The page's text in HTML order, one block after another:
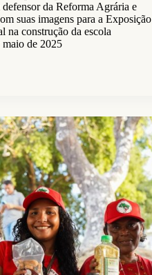
da Reforma Agrária e
suas imagens para a Exposição
na construção da escola
maio de 2025